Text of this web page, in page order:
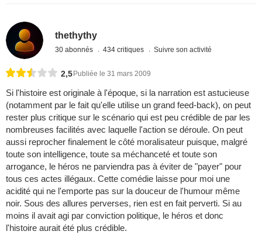
thethythy
30 abonnés 434 critiques Suivre son activité
2,5 Publiée le 31 mars 2009
Si l'histoire est originale à l'époque, si la narration est astucieuse
(notamment par le fait qu'elle utilise un grand feed-back), on peut
rester plus critique sur le scénario qui est peu crédible de par les
nombreuses facilités avec laquelle l'action se déroule. On peut
aussi reprocher finalement le côté moralisateur puisque, malgré
toute son intelligence, toute sa méchanceté et toute son
arrogance, le héros ne parviendra pas à éviter de "payer" pour
tous ces actes illégaux. Cette comédie laisse pour moi une
acidité qui ne l'emporte pas sur la douceur de l'humour même
noir. Sous des allures perverses, rien est en fait perverti. Si au
moins il avait agi par conviction politique, le héros et donc
l'histoire aurait été plus crédible.